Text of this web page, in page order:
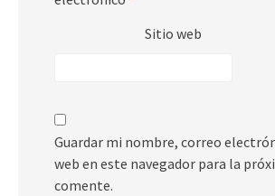
Sitio web
Guardar mi nombre, correo
web en este navegador para la
comente.